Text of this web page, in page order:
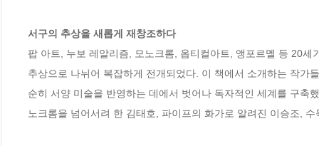
서구의 추상을 새롭게 재창조하다
팝 아트, 누보 레알리즘, 모노크롬, 옵티컬아트, 앵포르멜 등 20
추상으로 나뉘어 복잡하게 전개되었다. 이 책에서 소개하는 작가
순히 서양 미술을 반영하는 데에서 벗어나 독자적인 세계를 구축
노크롬을 넘어서려 한 김태호, 파이프의 화가로 알려진 이승조,